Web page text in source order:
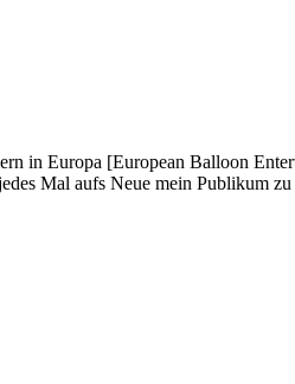
in Europa [European Balloon
Mal aufs Neue mein Publikum zu